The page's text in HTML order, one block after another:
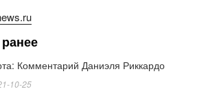
Комментарий Даниэля Риккардо
10-25